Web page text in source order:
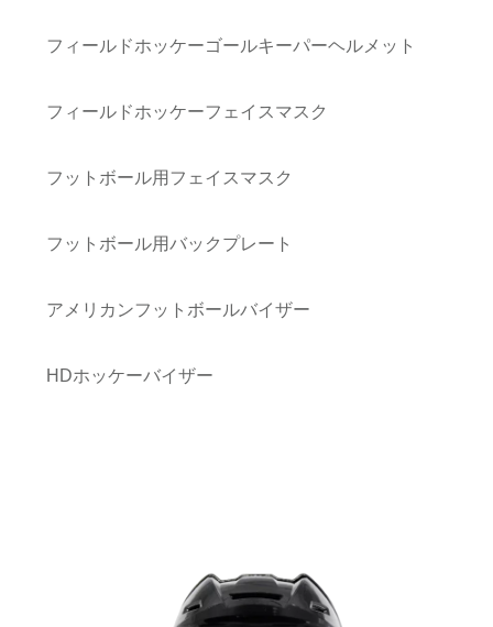
フィールドホッケーゴールキーパーヘルメット
フィールドホッケーフェイスマスク
フットボール用フェイスマスク
フットボール用バックプレート
アメリカンフットボールバイザー
HDホッケーバイザー